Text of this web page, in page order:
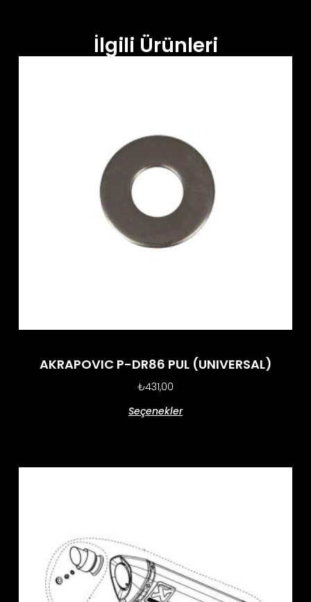
İlgili Ürünleri
AKRAPOVIC P-DR86 PUL (UNIVERSAL)
₺431,00
Seçenekler